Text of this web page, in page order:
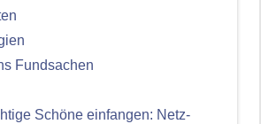
Fundsachen
Schöne einfangen: Netz-